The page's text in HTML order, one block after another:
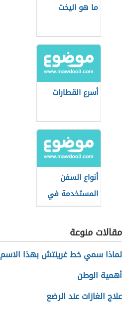
ما هو اليخت
أسرع القطارات
أنواع السفن
المستخدمة في
الغوص للبحث عن
اللؤلؤ
مقالات منوعة
لماذا سمي خط غرينتش بهذا الاسم
أهمية الوطن
علاج الغازات عند الرضع